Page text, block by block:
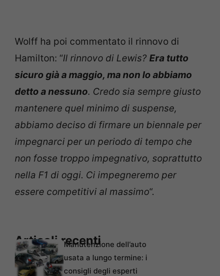
Wolff ha poi commentato il rinnovo di
Hamilton: “Il rinnovo di Lewis? Era tutto
sicuro già a maggio, ma non lo abbiamo
detto a nessuno. Credo sia sempre giusto
mantenere quel minimo di suspense,
abbiamo deciso di firmare un biennale per
impegnarci per un periodo di tempo che
non fosse troppo impegnativo, soprattutto
nella F1 di oggi. Ci impegneremo per
essere competitivi al massimo“.
Articoli recentiManutenzione dell’auto
usata a lungo termine: i
consigli degli esperti